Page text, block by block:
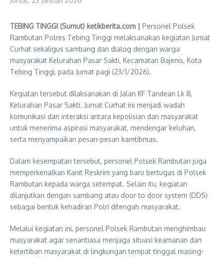
TEBING TINGGI (Sumut) ketikberita.com | Personel Polsek
Rambutan Polres Tebing Tinggi melaksanakan kegiatan Jumat
Curhat sekaligus sambang dan dialog dengan warga
masyarakat Kelurahan Pasar Sakti, Kecamatan Bajenis, Kota
Tebing Tinggi, pada Jumat pagi (23/1/2026).
Kegiatan tersebut dilaksanakan di Jalan KF Tandean Lk III,
Kelurahan Pasar Sakti. Jumat Curhat ini menjadi wadah
komunikasi dan interaksi antara kepolisian dan masyarakat
untuk menerima aspirasi masyarakat, mendengar keluhan,
serta menyampaikan pesan-pesan kamtibmas.
Dalam kesempatan tersebut, personel Polsek Rambutan juga
memperkenalkan Kanit Reskrim yang baru bertugas di Polsek
Rambutan kepada warga setempat. Selain itu, kegiatan
dilanjutkan dengan sambang atau door to door system (DDS)
sebagai bentuk kehadiran Polri ditengah masyarakat.
Melalui kegiatan ini, personel Polsek Rambutan menghimbau
masyarakat agar senantiasa menjaga situasi keamanan dan
ketertiban masyarakat di lingkungan tempat tinggal masing-